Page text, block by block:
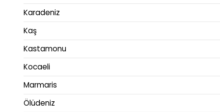
Karadeniz
Kaş
Kastamonu
Kocaeli
Marmaris
Ölüdeniz